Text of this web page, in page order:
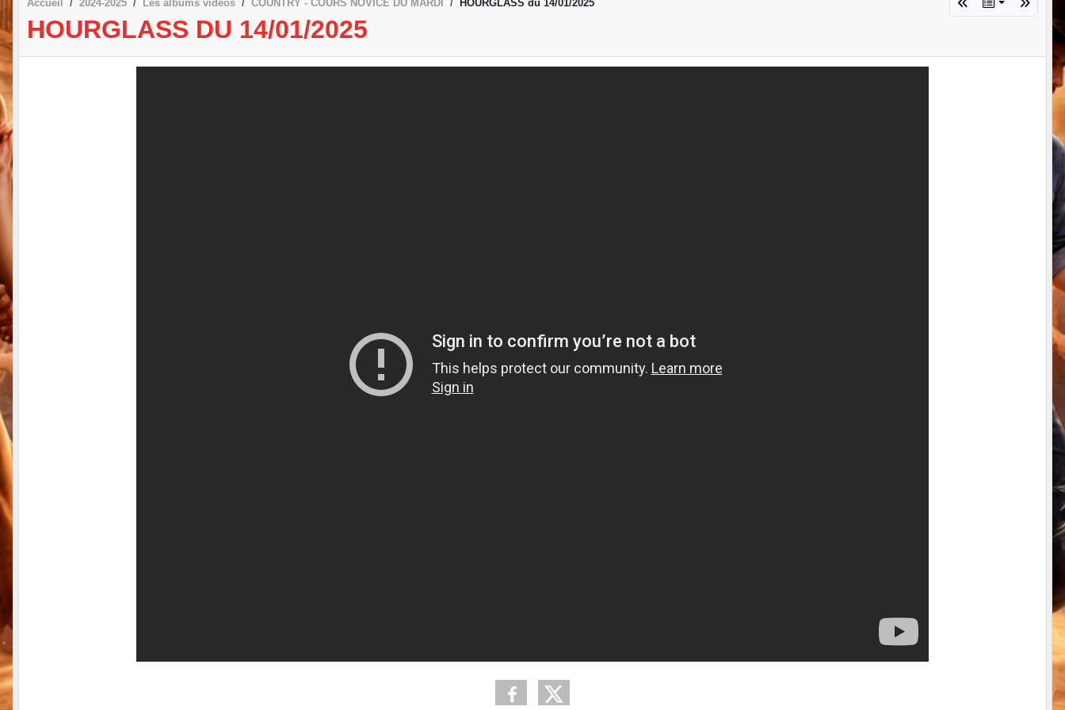
Accueil 2024-2025 Les albums vidéos COUNTRY - COURS NOVICE DU MARDI HOURGLASS du 14/01/2025
HOURGLASS DU 14/01/2025